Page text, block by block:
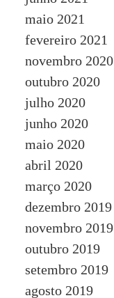
maio 2021
fevereiro 2021
novembro 2020
outubro 2020
julho 2020
junho 2020
maio 2020
abril 2020
março 2020
dezembro 2019
novembro 2019
outubro 2019
setembro 2019
agosto 2019